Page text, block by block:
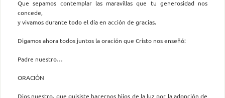
Que sepamos contemplar las maravillas que tu generosidad nos
concede,
y vivamos durante todo el día en acción de gracias.
Digamos ahora todos juntos la oración que Cristo nos enseñó:
Padre nuestro…
ORACIÓN
Dios nuestro, que quisiste hacernos hijos de la luz por la adopción de